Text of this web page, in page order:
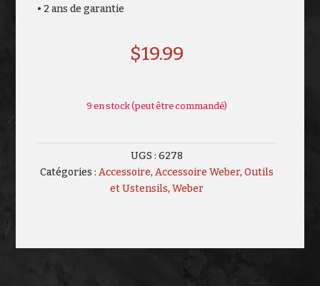
• 2 ans de garantie
$19.99
9 en stock (peut être commandé)
UGS :6278
Catégories :Accessoire,Accessoire Weber,Outils
et Ustensils,Weber